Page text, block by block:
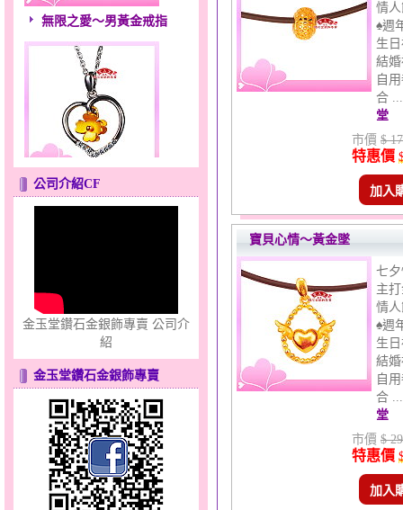
無限之愛～男黃金戒指
幸福祈願～金銀鋼套鍊
心之舞～金銀鋼套鍊
公司介紹CF
金玉堂鑽石金銀飾專賣 公司介
紹
金玉堂鑽石金銀飾專賣
情
♠週
生
結
自
合
堂
市價 $
特惠價
加入
寶貝心情～黃金墜
七
主
情
♠週
生
結
自
合
堂
市價 $
特惠價
加入